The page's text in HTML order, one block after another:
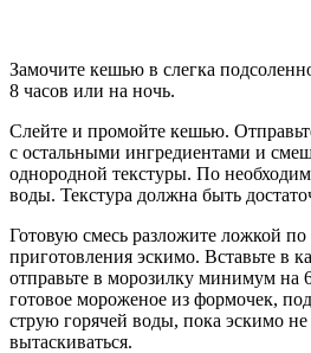
Замочите кешью в слегка
8 часов или на ночь.
Слейте и промойте кешью.
с остальными ингредиентами и
однородной текстуры. По
воды. Текстура должна быть
Готовую смесь разложите ложкой
приготовления эскимо. Вставьте в
отправьте в морозилку минимум на
готовое мороженое из формочек,
струю горячей воды, пока эскимо не
вытаскиваться.